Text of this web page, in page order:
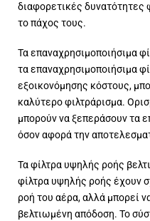
διαφορετικές δυνατότητες
το πάχος τους.
Τα επαναχρησιμοποιήσιμα
τα επαναχρησιμοποιήσιμα
εξοικονόμησης κόστους,
καλύτερο φιλτράρισμα.
μπορούν να ξεπεράσουν τα
όσον αφορά την
Τα φίλτρα υψηλής ροής
φίλτρα υψηλής ροής έχουν
ροή του αέρα, αλλά μπορεί
βελτιωμένη απόδοση. Το